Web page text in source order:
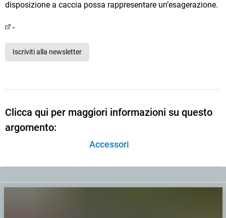
disposizione a caccia possa rappresentare un’esagerazione.
Iscriviti alla newsletter
Clicca qui per maggiori informazioni su questo
argomento:
Accessori